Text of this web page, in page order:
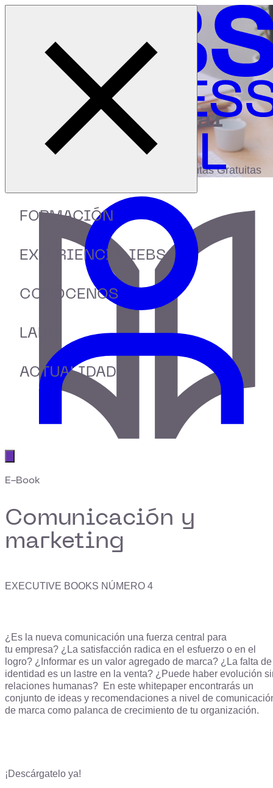
FORMACIÓN
EXPERIENCIA IEBS
CONÓCENOS
LABS
ACTUALIDAD
Inicio
Recursos
Comunicación y marketing
bibliotecadigital
Accede a más de 150 Recursos, Guías,
eBooks,Plantillas, Estudios y Herramientas Gratuitas
E-Book
Comunicación y
marketing
EXECUTIVE BOOKS NÚMERO 4
¿Es la nueva comunicación una fuerza central para
tu empresa? ¿La satisfacción radica en el esfuerzo o en el
logro? ¿Informar es un valor agregado de marca? ¿La falta de
identidad es un lastre en la venta? ¿Puede haber evolución
relaciones humanas? En este whitepaper encontrarás un
conjunto de ideas y recomendaciones a nivel de
de marca como palanca de crecimiento de tu organización.
¡Descárgatelo ya!